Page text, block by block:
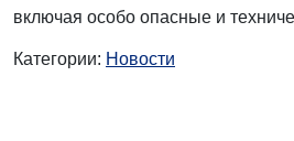
включая особо опасные и
Категории: Новости